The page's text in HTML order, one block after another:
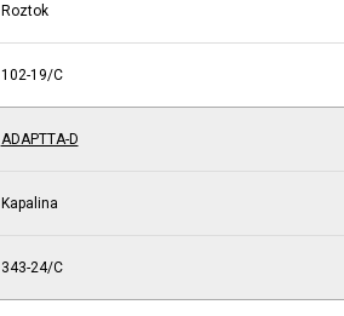
Roztok
102-19/C
ADAPTTA-D
Kapalina
343-24/C